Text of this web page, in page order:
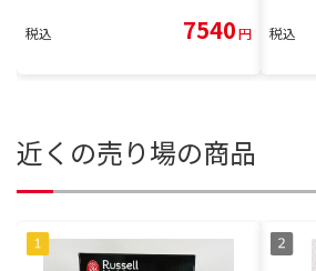
税込 7540円 税込
近くの売り場の商品